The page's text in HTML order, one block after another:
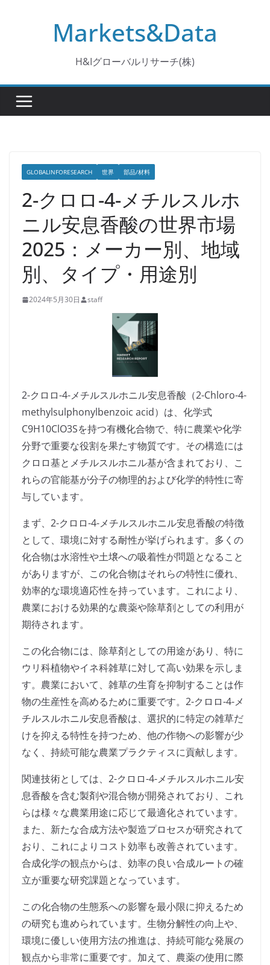
Markets&Data
H&Iグローバルリサーチ(株)
GLOBALINFORESEARCH 世界 部品/材料
2-クロロ-4-メチルスルホ
ニル安息香酸の世界市場
2025：メーカー別、地域
別、タイプ・用途別
2024年5月30日 staff
2-クロロ-4-メチルスルホニル安息香酸（2-Chloro-4-
methylsulphonylbenzoic acid）は、化学式
C9H10ClO3Sを持つ有機化合物で、特に農業や化学
分野で重要な役割を果たす物質です。その構造には
クロロ基とメチルスルホニル基が含まれており、こ
れらの官能基が分子の物理的および化学的特性に寄
与しています。
まず、2-クロロ-4-メチルスルホニル安息香酸の特徴
として、環境に対する耐性が挙げられます。多くの
化合物は水溶性や土壌への吸着性が問題となること
がありますが、この化合物はそれらの特性に優れ、
効率的な環境適応性を持っています。これにより、
農業における効果的な農薬や除草剤としての利用が
期待されます。
この化合物には、除草剤としての用途があり、特に
ウリ科植物やイネ科雑草に対して高い効果を示しま
す。農業において、雑草の生育を抑制することは作
物の生産性を高めるために重要です。2-クロロ-4-メ
チルスルホニル安息香酸は、選択的に特定の雑草だ
けを抑える特性を持つため、他の作物への影響が少
なく、持続可能な農業プラクティスに貢献します。
関連技術としては、2-クロロ-4-メチルスルホニル安
息香酸を含む製剤や混合物が開発されており、これ
らは様々な農業用途に応じて最適化されています。
また、新たな合成方法や製造プロセスが研究されて
おり、これによりコスト効率も改善されています。
合成化学の観点からは、効率の良い合成ルートの確
立が重要な研究課題となっています。
この化合物の生態系への影響を最小限に抑えるため
の研究も進められています。生物分解性の向上や、
環境に優しい使用方法の推進は、持続可能な発展の
観点から非常に重要です。加えて、農薬の使用に際